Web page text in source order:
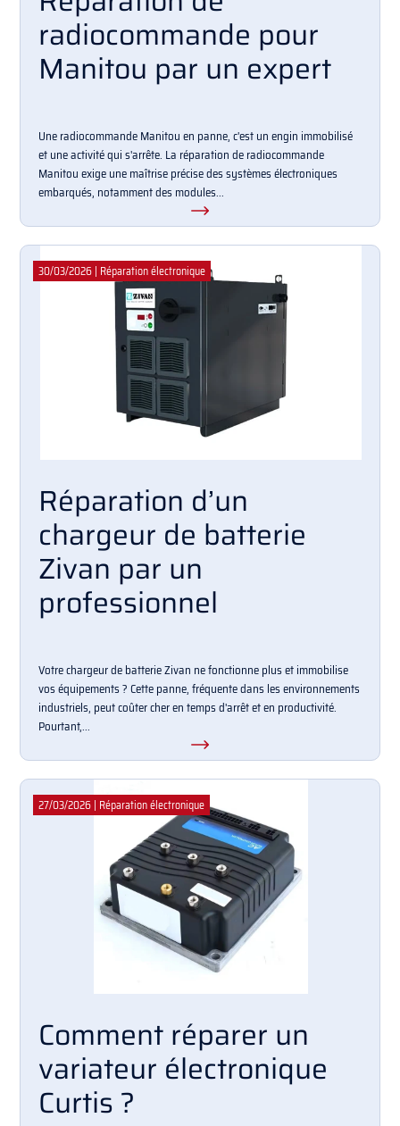
radiocommande pour
Manitou par un expert
Une radiocommande Manitou en panne, c'est un engin immobilisé
et une activité qui s'arrête. La réparation de radiocommande
Manitou exige une maîtrise précise des systèmes électroniques
embarqués, notamment des modules...
30/03/2026 | Réparation électronique
Réparation d’un
chargeur de batterie
Zivan par un
professionnel
Votre chargeur de batterie Zivan ne fonctionne plus et immobilise
vos équipements ? Cette panne, fréquente dans les environnements
industriels, peut coûter cher en temps d'arrêt et en productivité.
Pourtant,...
27/03/2026 | Réparation électronique
Comment réparer un
variateur électronique
Curtis ?